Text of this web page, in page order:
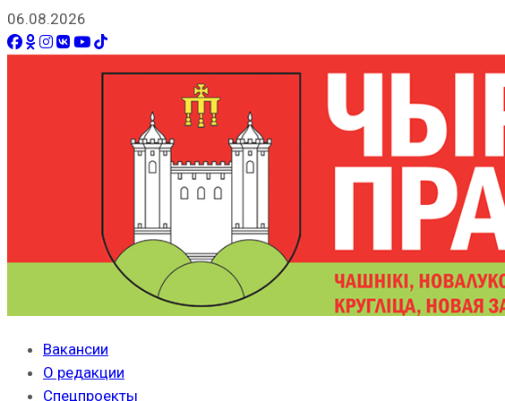
06.08.2026
Вакансии
О редакции
Спецпроекты